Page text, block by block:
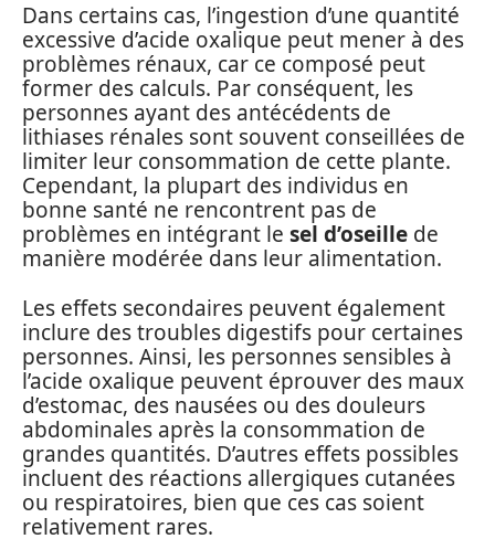
Dans certains cas, l’ingestion d’une quantité
excessive d’acide oxalique peut mener à des
problèmes rénaux, car ce composé peut
former des calculs. Par conséquent, les
personnes ayant des antécédents de
lithiases rénales sont souvent conseillées de
limiter leur consommation de cette plante.
Cependant, la plupart des individus en
bonne santé ne rencontrent pas de
problèmes en intégrant le sel d’oseille de
manière modérée dans leur alimentation.
Les effets secondaires peuvent également
inclure des troubles digestifs pour certaines
personnes. Ainsi, les personnes sensibles à
l’acide oxalique peuvent éprouver des maux
d’estomac, des nausées ou des douleurs
abdominales après la consommation de
grandes quantités. D’autres effets possibles
incluent des réactions allergiques cutanées
ou respiratoires, bien que ces cas soient
relativement rares.